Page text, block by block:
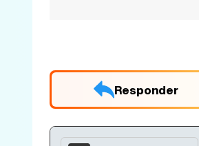
Responder